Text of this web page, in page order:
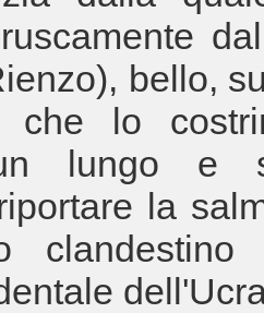
bello,
che lo
lungo e
la